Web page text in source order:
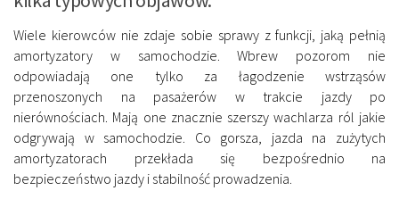
Wiele kierowców nie zdaje sobie sprawy z funkcji, jaką pełnią
amortyzatory w samochodzie. Wbrew pozorom nie
odpowiadają one tylko za łagodzenie wstrząsów
przenoszonych na pasażerów w trakcie jazdy po
nierównościach. Mają one znacznie szerszy wachlarza ról jakie
odgrywają w samochodzie. Co gorsza, jazda na zużytych
amortyzatorach przekłada się bezpośrednio na
bezpieczeństwo jazdy i stabilność prowadzenia.